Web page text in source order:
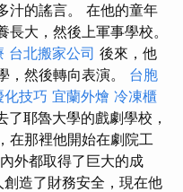
汁的謠言。 在他的童年
大，然後上軍事學校。
台北搬家公司 後來，他
，然後轉向表演。 台胞
化技巧 宜蘭外燴 冷凍櫃
了耶魯大學的戲劇學校，
在那裡他開始在劇院工
外都取得了巨大的成
創造了財務安全，現在他